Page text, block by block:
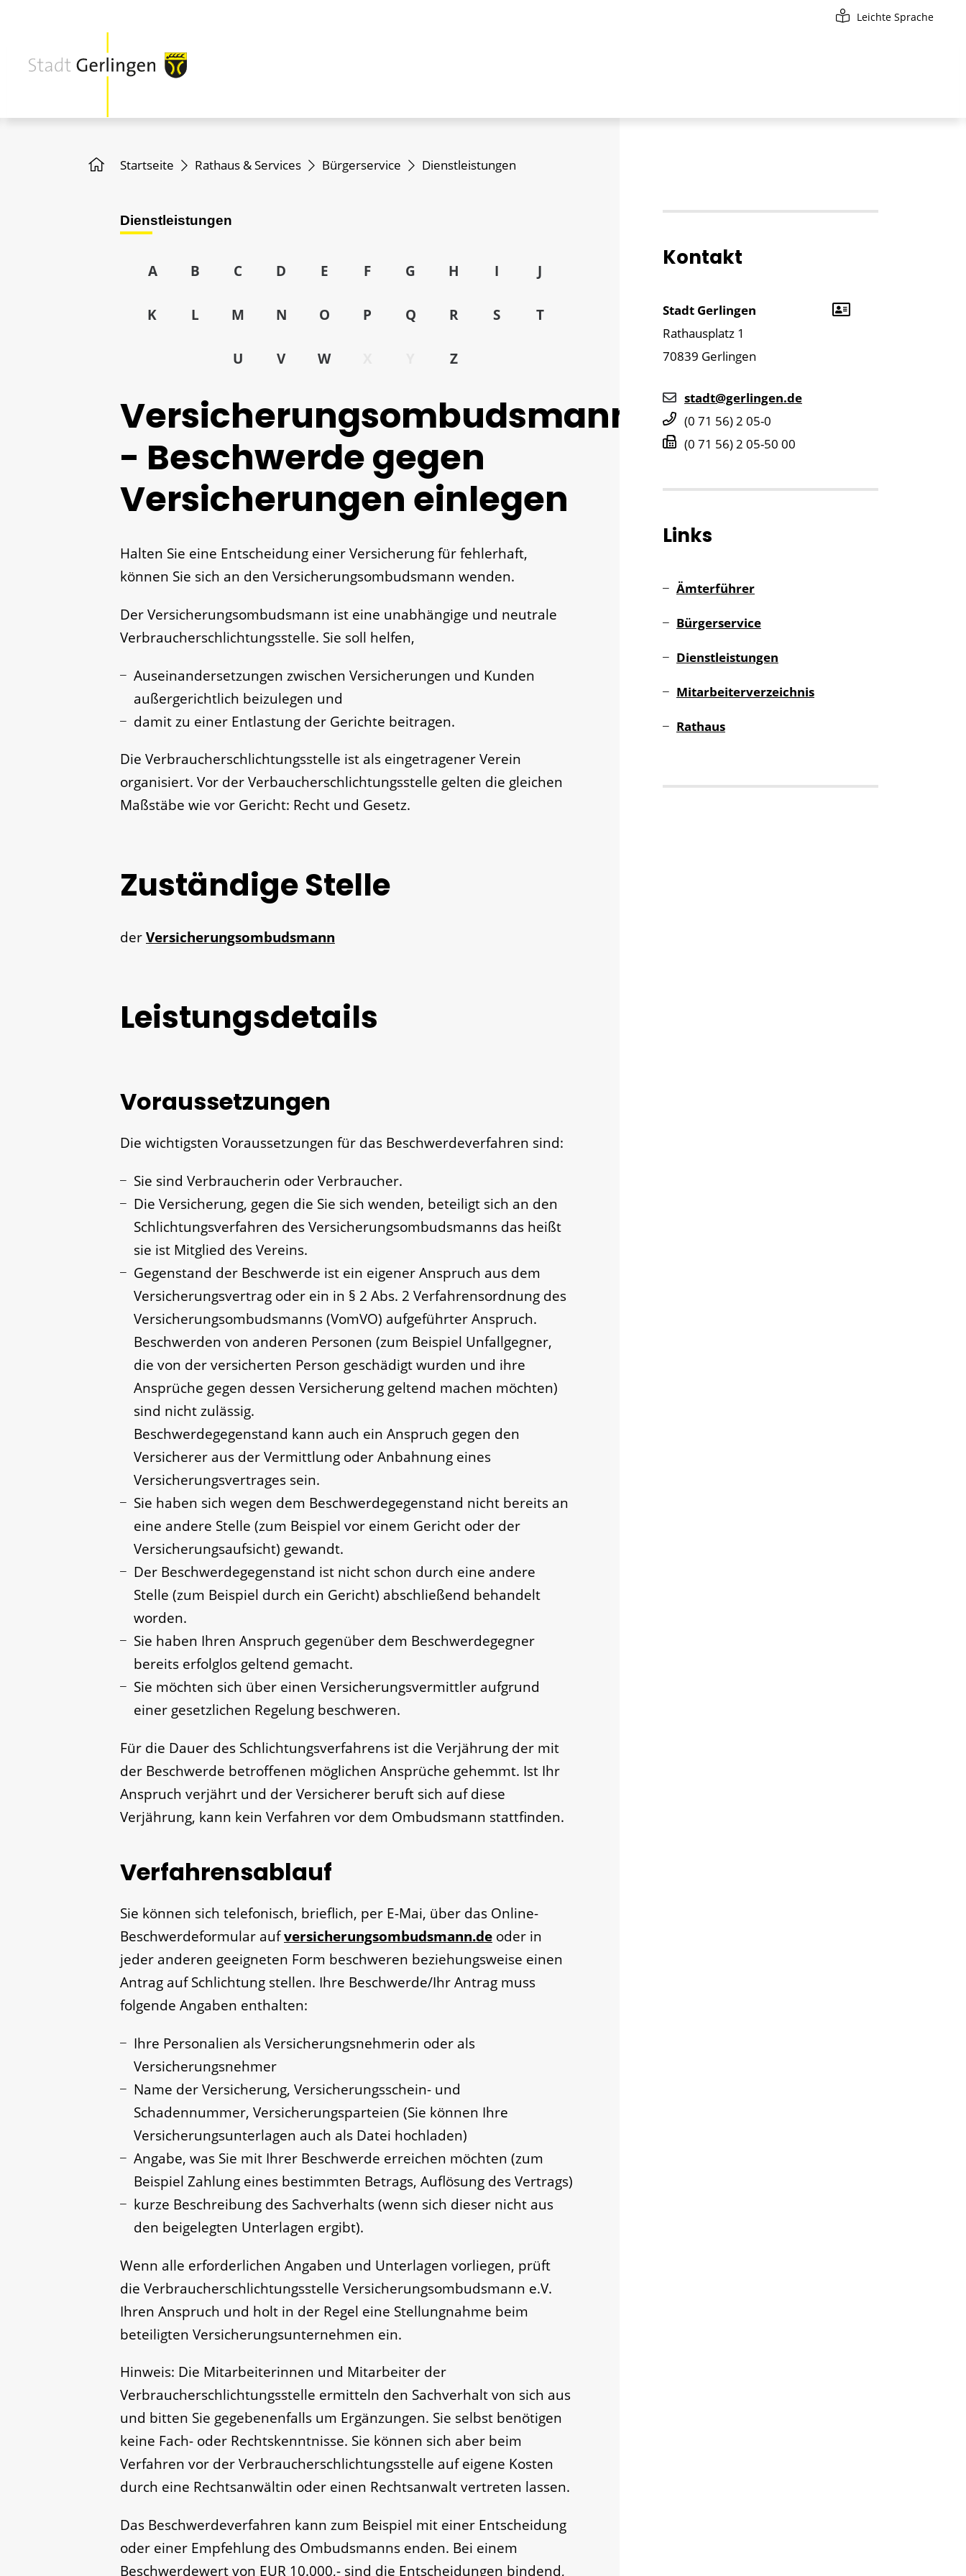
Leichte Sprache
Startseite Rathaus & Services Bürgerservice Dienstleistungen
Dienstleistungen
A B C D E F G H I J
K L M N O P Q R S T
U V W Z
Versicherungsombudsmann
- Beschwerde gegen
Versicherungen einlegen
Halten Sie eine Entscheidung einer Versicherung für fehlerhaft,
können Sie sich an den Versicherungsombudsmann wenden.
Der Versicherungsombudsmann ist eine unabhängige und neutrale
Verbraucherschlichtungsstelle. Sie soll helfen,
Auseinandersetzungen zwischen Versicherungen und Kunden
außergerichtlich beizulegen und
damit zu einer Entlastung der Gerichte beitragen.
Die Verbraucherschlichtungsstelle ist als eingetragener Verein
organisiert. Vor der Verbaucherschlichtungsstelle gelten die gleichen
Maßstäbe wie vor Gericht: Recht und Gesetz.
Zuständige Stelle
derVersicherungsombudsmann
Leistungsdetails
Voraussetzungen
Die wichtigsten Voraussetzungen für das Beschwerdeverfahren sind:
Sie sind Verbraucherin oder Verbraucher.
Die Versicherung, gegen die Sie sich wenden, beteiligt sich an den
Schlichtungsverfahren des Versicherungsombudsmanns das heißt
sie ist Mitglied des Vereins.
Gegenstand der Beschwerde ist ein eigener Anspruch aus dem
Versicherungsvertrag oder ein in § 2 Abs. 2 Verfahrensordnung des
Versicherungsombudsmanns (VomVO) aufgeführter Anspruch.
Beschwerden von anderen Personen (zum Beispiel Unfallgegner,
die von der versicherten Person geschädigt wurden und ihre
Ansprüche gegen dessen Versicherung geltend machen möchten)
sind nicht zulässig.
Beschwerdegegenstand kann auch ein Anspruch gegen den
Versicherer aus der Vermittlung oder Anbahnung eines
Versicherungsvertrages sein.
Sie haben sich wegen dem Beschwerdegegenstand nicht bereits an
eine andere Stelle (zum Beispiel vor einem Gericht oder der
Versicherungsaufsicht) gewandt.
Der Beschwerdegegenstand ist nicht schon durch eine andere
Stelle (zum Beispiel durch ein Gericht) abschließend behandelt
worden.
Sie haben Ihren Anspruch gegenüber dem Beschwerdegegner
bereits erfolglos geltend gemacht.
Sie möchten sich über einen Versicherungsvermittler aufgrund
einer gesetzlichen Regelung beschweren.
Für die Dauer des Schlichtungsverfahrens ist die Verjährung der mit
der Beschwerde betroffenen möglichen Ansprüche gehemmt. Ist Ihr
Anspruch verjährt und der Versicherer beruft sich auf diese
Verjährung, kann kein Verfahren vor dem Ombudsmann stattfinden.
Verfahrensablauf
Sie können sich telefonisch, brieflich, per E-Mai, über das Online-
Beschwerdeformular aufversicherungsombudsmann.de oder in
jeder anderen geeigneten Form beschweren beziehungsweise einen
Antrag auf Schlichtung stellen. Ihre Beschwerde/Ihr Antrag muss
folgende Angaben enthalten:
Ihre Personalien als Versicherungsnehmerin oder als
Versicherungsnehmer
Name der Versicherung, Versicherungsschein- und
Schadennummer, Versicherungsparteien (Sie können Ihre
Versicherungsunterlagen auch als Datei hochladen)
Angabe, was Sie mit Ihrer Beschwerde erreichen möchten (zum
Beispiel Zahlung eines bestimmten Betrags, Auflösung des Vertrags)
kurze Beschreibung des Sachverhalts (wenn sich dieser nicht aus
den beigelegten Unterlagen ergibt).
Wenn alle erforderlichen Angaben und Unterlagen vorliegen, prüft
die Verbraucherschlichtungsstelle Versicherungsombudsmann e.V.
Ihren Anspruch und holt in der Regel eine Stellungnahme beim
beteiligten Versicherungsunternehmen ein.
Hinweis: Die Mitarbeiterinnen und Mitarbeiter der
Verbraucherschlichtungsstelle ermitteln den Sachverhalt von sich aus
und bitten Sie gegebenenfalls um Ergänzungen. Sie selbst benötigen
keine Fach- oder Rechtskenntnisse. Sie können sich aber beim
Verfahren vor der Verbraucherschlichtungsstelle auf eigene Kosten
durch eine Rechtsanwältin oder einen Rechtsanwalt vertreten lassen.
Das Beschwerdeverfahren kann zum Beispiel mit einer Entscheidung
oder einer Empfehlung des Ombudsmanns enden. Bei einem
Beschwerdewert von EUR 10.000,- sind die Entscheidungen bindend,
Kontakt
Stadt Gerlingen
Rathausplatz 1
70839 Gerlingen
stadt@gerlingen.de
(0 71 56) 2 05-0
(0 71 56) 2 05-50 00
Links
Ämterführer
Bürgerservice
Dienstleistungen
Mitarbeiterverzeichnis
Rathaus